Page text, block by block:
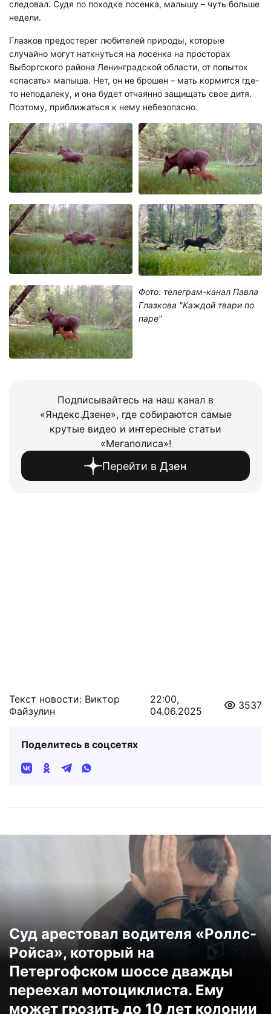
следовал. Судя по походке лосенка, малышу – чуть больше
недели.
Глазков предостерег любителей природы, которые
случайно могут наткнуться на лосенка на просторах
Выборгского района Ленинградской области, от попыток
«спасать» малыша. Нет, он не брошен – мать кормится где-
то неподалеку, и она будет отчаянно защищать свое дитя.
Поэтому, приближаться к нему небезопасно.
Фото: телеграм-канал Павла
Глазкова "Каждой твари по
паре"
Подписывайтесь на наш канал в
«Яндекс.Дзене», где собираются самые
крутые видео и интересные статьи
«Мегаполиса»!
Перейти в Дзен
Текст новости: Виктор
Файзулин
22:00,
04.06.2025
3537
Поделитесь в соцсетях
Суд арестовал водителя «Роллс-
Ройса», который на
Петергофском шоссе дважды
переехал мотоциклиста. Ему
может грозить до 10 лет колонии